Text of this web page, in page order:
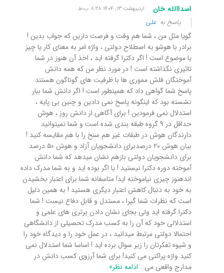
اسداالله خان اردیبهشت ۱۳, ۱۴۰۴ ۸:۲۸ ب٫ظ
پاسخ بهعلی
گویا مثل من ، شما هم وقت و فرصت دارین که جواب بدین !
برادر با هوشو به اصطلاح دولتی ، واژه امر به معنای کار یا چیز
یا موضوع است ! اگر دکترا گرفته اید ، اخذ آن هنوز در شما
تاثیری نگذاشته است ! در مورد نظر من که همه دانش
آموختگان فلش مموری ها با ظرفیت های گوناگون هستند
پاسخ شما گواهی داد که همینطور است ! اگر دانش شما ببار
نشسته بود که اینگونه پاسخ نمی دادین و چنین بی پایه ،
استدلال نمی فرمودین ! برای آگاهی از دانش روز ، هوش
حداقل در ۹ گروه طبقه بندی شده است و شما نمیتوانید
دارندگان هوش در طبقات غیر هم سنخ را با هم مقایسه کنید !
بیان هوش ۲۰ درصدبرای دانشجویان آزاد و هوش ۵۰ درصد
برای دانشجویان دولتی بازهم نشان میدهد که شما دانش
آموخته دوره دکترا نیستید ! یا اگر بوده اید و به شما مدرک داده
اندهنوز چیزی نیاموخته اید! متاسفانه شما برای اعتبار بخشیدن
به خود به دنبال کاهش اعتبار دیگری هستید ! به همین دلیل
است که نظرات شما گیرا ، مستدل و قابل دفاع نیست ! شما
دکترا گرفته اید ولی بجای نشان دادن برتری های علمی و
استدلالی خود که آن را به کسب مدرک تحصیلی از دانشگاهی
احتمالا دولتی مرتبط میدانید ، در عمل خود را و دیدگاه خود را
و شیوه تفکرتان را زیر سوال برده اید ! اساسا شما استدلال نمی
کنید واژه پراکنی می کنید! برای شما آرزوی کسب دانش در
مدارج واقعی می… ادامه نظر»